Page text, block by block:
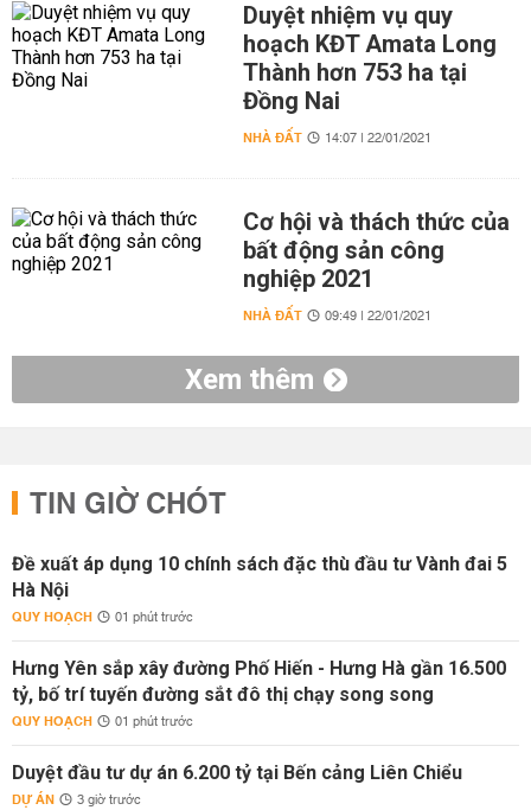
Duyệt nhiệm vụ quy
hoạch KĐT Amata Long
Thành hơn 753 ha tại
Đồng Nai
NHÀ ĐẤT 14:07 | 22/01/2021
Cơ hội và thách thức của
bất động sản công
nghiệp 2021
NHÀ ĐẤT 09:49 | 22/01/2021
Xem thêm
TIN GIỜ CHÓT
Đề xuất áp dụng 10 chính sách đặc thù đầu tư Vành đai 5
Hà Nội
QUY HOẠCH 01 phút trước
Hưng Yên sắp xây đường Phố Hiến - Hưng Hà gần 16.500
tỷ, bố trí tuyến đường sắt đô thị chạy song song
QUY HOẠCH 01 phút trước
Duyệt đầu tư dự án 6.200 tỷ tại Bến cảng Liên Chiểu
DỰ ÁN 3 giờ trước